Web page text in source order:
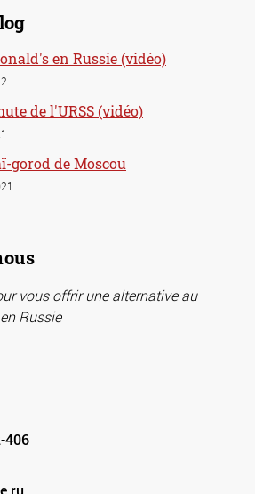
en Russie (vidéo)
de l'URSS (vidéo)
gorod de Moscou
vous offrir une alternative au
Russie
406